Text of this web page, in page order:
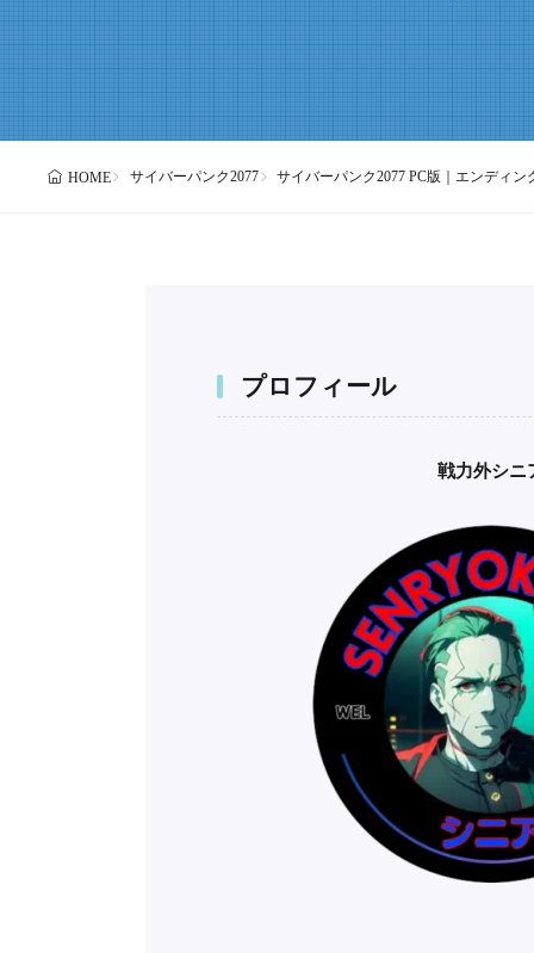
HOME サイバーパンク2077 サイバーパンク2077 PC版｜エンディ
プロフィール
戦力外シニ